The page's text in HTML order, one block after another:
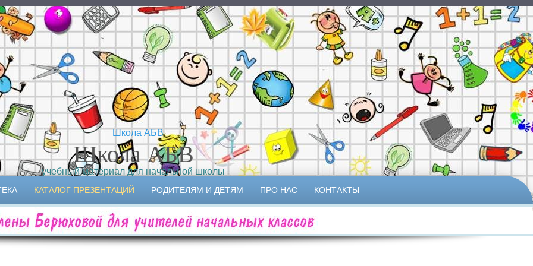
Школа АБВ
учебный материал для начальной школы
КАТАЛОГ ПРЕЗЕНТАЦИЙ РОДИТЕЛЯМ И ДЕТЯМ ПРО НАС КОНТАКТЫ